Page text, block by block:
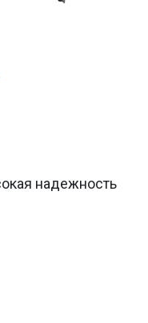
надежность